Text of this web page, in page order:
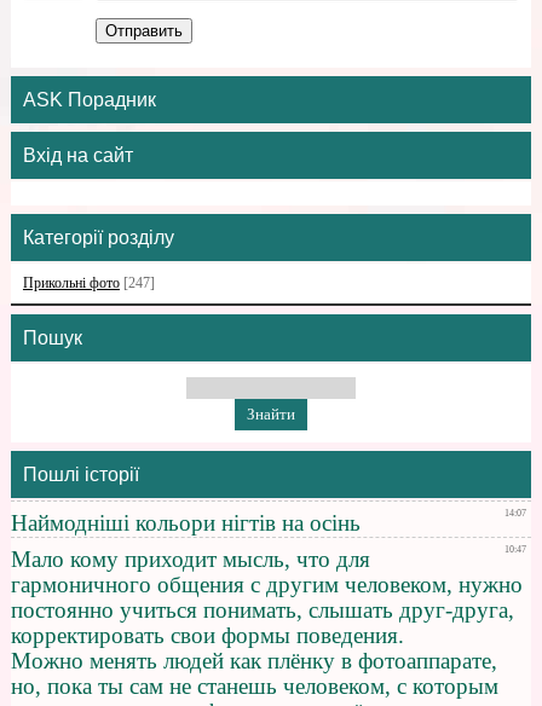
Отправить
ASK Порадник
Вхід на сайт
Категорії розділу
Прикольні фото [247]
Пошук
Пошлі історії